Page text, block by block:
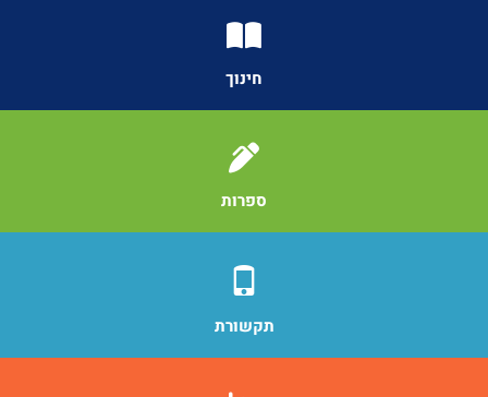
חינוך
ספרות
תקשורת